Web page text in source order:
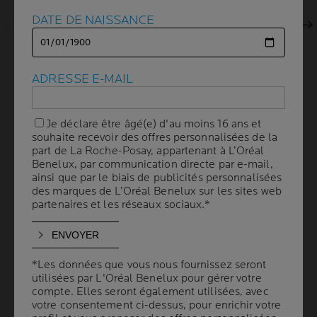
Panneau suivant
CAPACITÉ Volume
50 ml
PROTECTION SOLAIRE
CONSEILLÉE
PAR LES DERMATOLOGUES
Sa formule légère convient à une utilisation
quotidienne et aux peaux sensibles.
DATE DE NAISSANCE
ADRESSE E-MAIL
Je déclare être âgé(e) d'au moins 16 ans et
souhaite recevoir des offres personnalisées de la
part de La Roche-Posay, appartenant à L’Oréal
Benelux, par communication directe par e-mail,
ainsi que par le biais de publicités personnalisées
des marques de L’Oréal Benelux sur les sites web
partenaires et les réseaux sociaux.*
*Les données que vous nous fournissez seront
utilisées par L'Oréal Benelux pour gérer votre
compte. Elles seront également utilisées, avec
votre consentement ci-dessus, pour enrichir votre
DATE DE NAISSANCE
ADRESSE E-MAIL
Je déclare être âgé(e) d'au moins 16 ans et
souhaite recevoir des offres personnalisées de la
part de La Roche-Posay, appartenant à L’Oréal
Benelux, par communication directe par e-mail,
ainsi que par le biais de publicités personnalisées
des marques de L’Oréal Benelux sur les sites web
partenaires et les réseaux sociaux.*
*Les données que vous nous fournissez seront
utilisées par L'Oréal Benelux pour gérer votre
compte. Elles seront également utilisées, avec
votre consentement ci-dessus, pour enrichir votre